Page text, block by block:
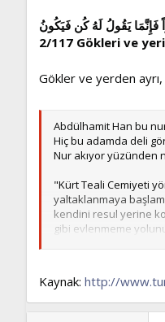
يَقُولُ لَهُ كُن فَيَكُونُ
2/117 Gökleri ve
Gökler ve yerden
Abdülhamit Han bu
Hiç bu adamda deli
Nur akıyor yüzünden
"Kürt Teali Cemiyeti
yaltaklanmaya
kendini resul yerine
gibi evlenmeme
Kaynak: http://